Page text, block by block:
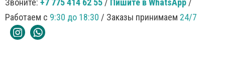
Звоните: +7 775 414 62 55 / Пишите в WhatsApp /
Работаем с 9:30 до 18:30 / Заказы принимаем 24/7